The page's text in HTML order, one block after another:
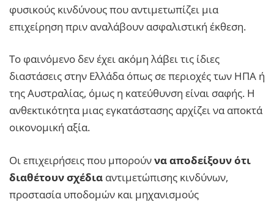
φυσικούς κινδύνους που αντιμετωπίζει μια
επιχείρηση πριν αναλάβουν ασφαλιστική έκθεση.
Το φαινόμενο δεν έχει ακόμη λάβει τις ίδιες
διαστάσεις στην Ελλάδα όπως σε περιοχές των ΗΠΑ ή
της Αυστραλίας, όμως η κατεύθυνση είναι σαφής. Η
ανθεκτικότητα μιας εγκατάστασης αρχίζει να αποκτά
οικονομική αξία.
Οι επιχειρήσεις που μπορούννα αποδείξουν ότι
διαθέτουν σχέδια αντιμετώπισης κινδύνων,
προστασία υποδομών και μηχανισμούς